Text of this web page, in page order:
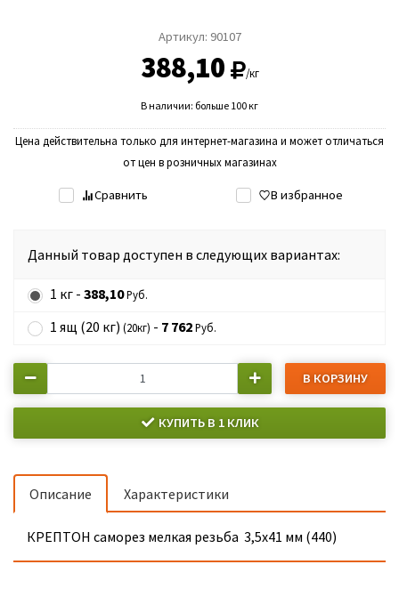
Артикул: 90107
388,10 /кг
В наличии: больше 100 кг
Цена действительна только для интернет-магазина и может отличаться
от цен в розничных магазинах
Сравнить В избранное
Данный товар доступен в следующих вариантах:
1 кг - 388,10Руб.
1 ящ (20 кг) (20кг) - 7 762Руб.
В КОРЗИНУ
КУПИТЬ В 1 КЛИК
Описание Характеристики
КРЕПТОН саморез мелкая резьба 3,5х41 мм (440)